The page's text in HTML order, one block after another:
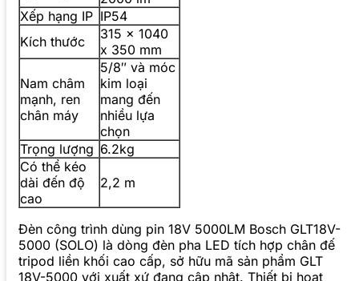
Xếp hạng IP IP54
Kích thước
315 x 1040
x 350 mm
Nam châm
mạnh, ren
chân máy
5/8″ và móc
kim loại
mang đến
nhiều lựa
chọn
Trọng lượng 6.2kg
Có thể kéo
dài đến độ
cao
2,2 m
Đèn công trình dùng pin 18V 5000LM Bosch GLT18V-
5000 (SOLO) là dòng đèn pha LED tích hợp chân đế
tripod liền khối cao cấp, sở hữu mã sản phẩm GLT
18V-5000 với xuất xứ đang cập nhật. Thiết bị hoạt